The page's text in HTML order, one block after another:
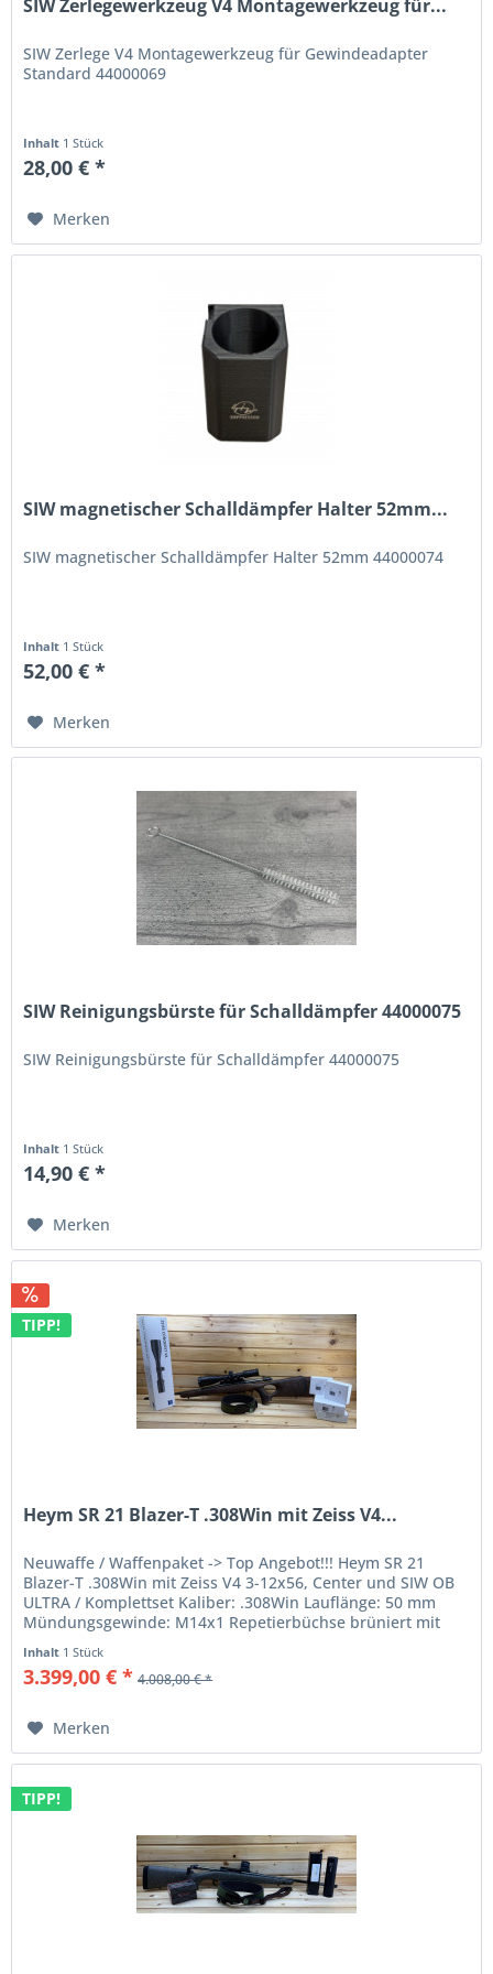
SIW Zerlegewerkzeug V4 Montagewerkzeug für...
SIW Zerlege V4 Montagewerkzeug für Gewindeadapter
Standard 44000069
Inhalt 1 Stück
28,00 € *
Merken
SIW magnetischer Schalldämpfer Halter 52mm...
SIW magnetischer Schalldämpfer Halter 52mm 44000074
Inhalt 1 Stück
52,00 € *
Merken
SIW Reinigungsbürste für Schalldämpfer 44000075
SIW Reinigungsbürste für Schalldämpfer 44000075
Inhalt 1 Stück
14,90 € *
Merken
TIPP!
Heym SR 21 Blazer-T .308Win mit Zeiss V4...
Neuwaffe / Waffenpaket -> Top Angebot!!! Heym SR 21
Blazer-T .308Win mit Zeiss V4 3-12x56, Center und SIW OB
ULTRA / Komplettset Kaliber: .308Win Lauflänge: 50 mm
Mündungsgewinde: M14x1 Repetierbüchse brüniert mit
Inhalt 1 Stück
3.399,00 € * 4.008,00 € *
Merken
TIPP!